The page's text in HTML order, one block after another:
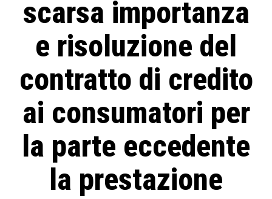
scarsa importanza
e risoluzione del
contratto di credito
ai consumatori per
la parte eccedente
la prestazione